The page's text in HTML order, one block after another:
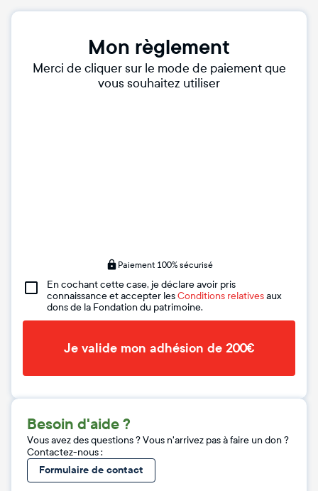
Mon règlement
Merci de cliquer sur le mode de paiement que
vous souhaitez utiliser
Paiement 100% sécurisé
En cochant cette case, je déclare avoir pris
connaissance et accepter lesConditions relativesaux
dons de la Fondation du patrimoine.
Je valide mon adhésion de 200€
Besoin d'aide ?
Vous avez des questions ? Vous n'arrivez pas à faire un don ?
Contactez-nous :
Formulaire de contact